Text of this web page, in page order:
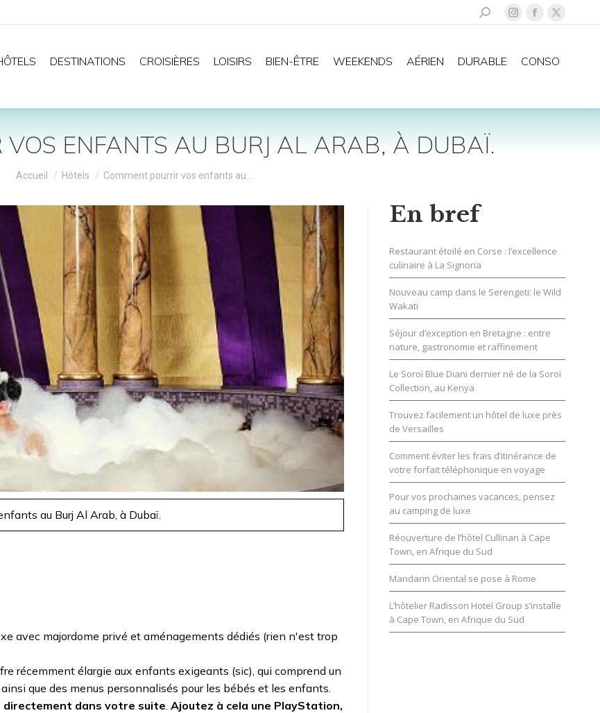
Recherche
La
Instagram
une
La
Facebook
une
La
X
une
DESTINATIONS CROISIÈRES LOISIRS BIEN-ÊTRE WEEKENDS AÉRIEN DURABLE CONSO
VOS ENFANTS AU BURJ AL ARAB, À DUBAÏ.
Vous êtes ici :
Accueil Hôtels Comment pourrir vos enfants au…
au Burj Al Arab, à Dubaï.
avec majordome privé et aménagements dédiés (rien n'est trop
récemment élargie aux enfants exigeants (sic), qui comprend un
que des menus personnalisés pour les bébés et les enfants.
directement dans votre suite Ajoutez à cela une PlayStation,
En bref
Restaurant étoilé en Corse : l’excellence
culinaire à La Signoria
Nouveau camp dans le Serengeti: le Wild
Wakati
Séjour d’exception en Bretagne : entre
nature, gastronomie et raffinement
Le Soroï Blue Diani dernier né de la Soroï
Collection, au Kenya
Trouvez facilement un hôtel de luxe près
de Versailles
Comment éviter les frais d’itinérance de
votre forfait téléphonique en voyage
Pour vos prochaines vacances, pensez
au camping de luxe
Réouverture de l’hôtel Cullinan à Cape
Town, en Afrique du Sud
Mandarin Oriental se pose à Rome
L’hôtelier Radisson Hotel Group s’installe
à Cape Town, en Afrique du Sud